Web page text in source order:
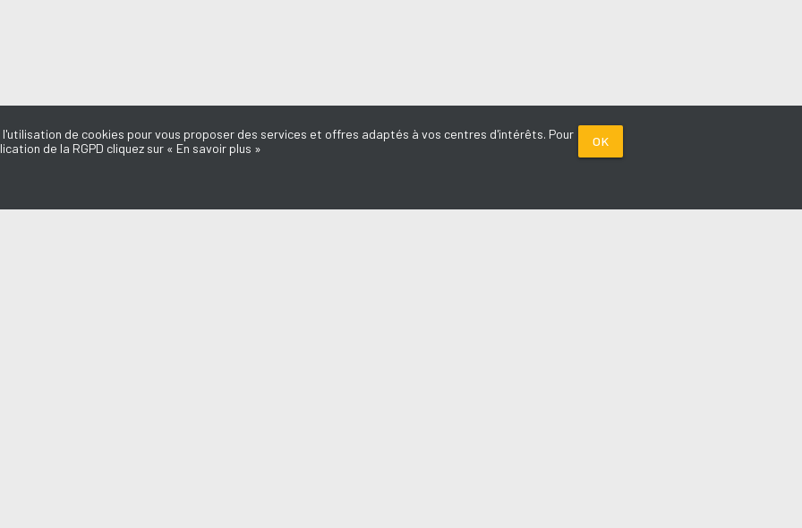
de cookies pour vous proposer des services et offres adaptés à vos centres d'intérêts. Pour
de la RGPD cliquez sur « En savoir plus »
OK